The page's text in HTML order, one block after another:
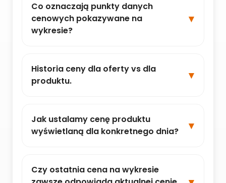
Co oznaczają punkty danych
cenowych pokazywane na
wykresie?
Historia ceny dla oferty vs dla
produktu.
Jak ustalamy cenę produktu
wyświetlaną dla konkretnego dnia?
Czy ostatnia cena na wykresie